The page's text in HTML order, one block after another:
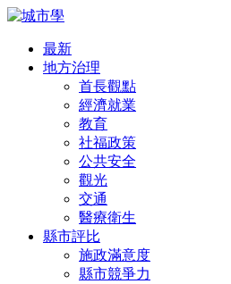
最新
地方治理
首長觀點
經濟就業
教育
社福政策
公共安全
觀光
交通
醫療衛生
縣市評比
施政滿意度
縣市競爭力